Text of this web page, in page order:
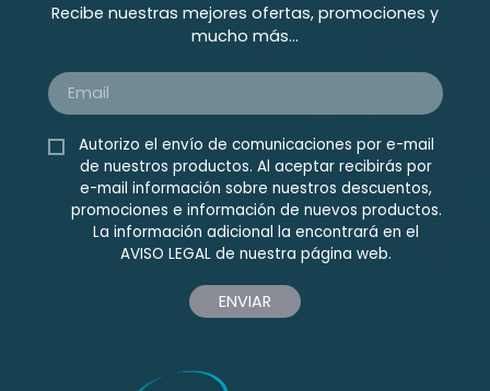
Recibe nuestras mejores ofertas, promociones y
mucho más...
Autorizo el envío de comunicaciones por e-mail
de nuestros productos. Al aceptar recibirás por
e-mail información sobre nuestros descuentos,
promociones e información de nuevos productos.
La información adicional la encontrará en el
AVISO LEGAL de nuestra página web.
ENVIAR